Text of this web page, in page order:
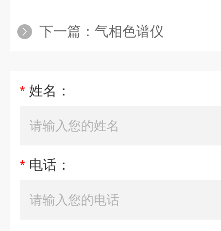
下一篇： 气相色谱仪
* 姓名：
* 电话：